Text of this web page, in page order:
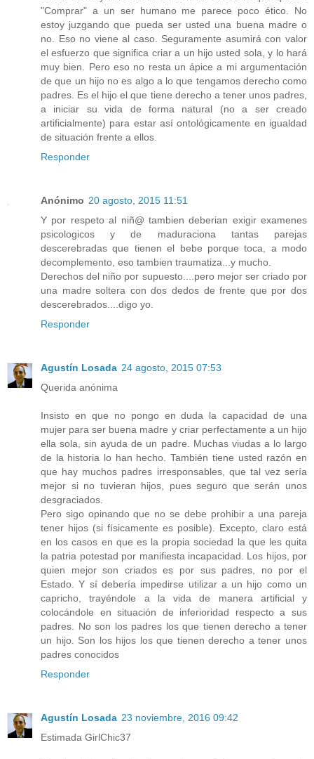
"Comprar" a un ser humano me parece poco ético. No
estoy juzgando que pueda ser usted una buena madre o
no. Eso no viene al caso. Seguramente asumirá con valor
el esfuerzo que significa criar a un hijo usted sola, y lo hará
muy bien. Pero eso no resta un ápice a mi argumentación
de que un hijo no es algo a lo que tengamos derecho como
padres. Es el hijo el que tiene derecho a tener unos padres,
a iniciar su vida de forma natural (no a ser creado
artificialmente) para estar así ontológicamente en igualdad
de situación frente a ellos.
Responder
Anónimo 20 agosto, 2015 11:51
Y por respeto al niñ@ tambien deberian exigir examenes
psicologicos y de maduraciona tantas parejas
descerebradas que tienen el bebe porque toca, a modo
decomplemento, eso tambien traumatiza...y mucho.
Derechos del niño por supuesto....pero mejor ser criado por
una madre soltera con dos dedos de frente que por dos
descerebrados....digo yo.
Responder
Agustín Losada 24 agosto, 2015 07:53
Querida anónima
Insisto en que no pongo en duda la capacidad de una
mujer para ser buena madre y criar perfectamente a un hijo
ella sola, sin ayuda de un padre. Muchas viudas a lo largo
de la historia lo han hecho. También tiene usted razón en
que hay muchos padres irresponsables, que tal vez sería
mejor si no tuvieran hijos, pues seguro que serán unos
desgraciados.
Pero sigo opinando que no se debe prohibir a una pareja
tener hijos (si físicamente es posible). Excepto, claro está
en los casos en que es la propia sociedad la que les quita
la patria potestad por manifiesta incapacidad. Los hijos, por
quien mejor son criados es por sus padres, no por el
Estado. Y sí debería impedirse utilizar a un hijo como un
capricho, trayéndole a la vida de manera artificial y
colocándole en situación de inferioridad respecto a sus
padres. No son los padres los que tienen derecho a tener
un hijo. Son los hijos los que tienen derecho a tener unos
padres conocidos
Responder
Agustín Losada 23 noviembre, 2016 09:42
Estimada GirlChic37